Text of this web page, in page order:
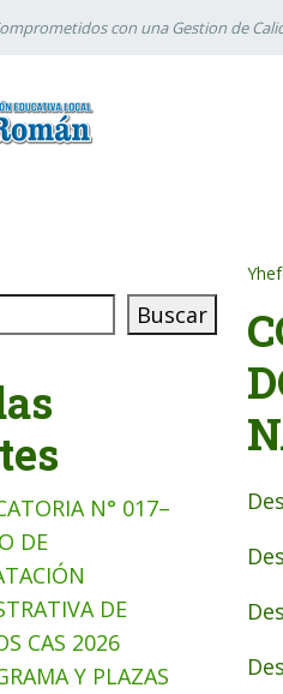
con una Gestion de
Buscar
N° 017–
DE
DE
CAS 2026
Y PLAZAS